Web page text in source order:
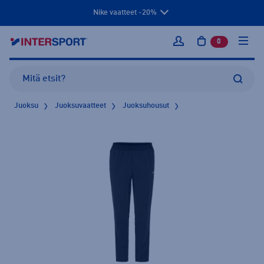
Nike vaatteet -20%
Kirjaudu sisään
0 tuotetta
Juoksu Juoksuvaatteet Juoksuhousut